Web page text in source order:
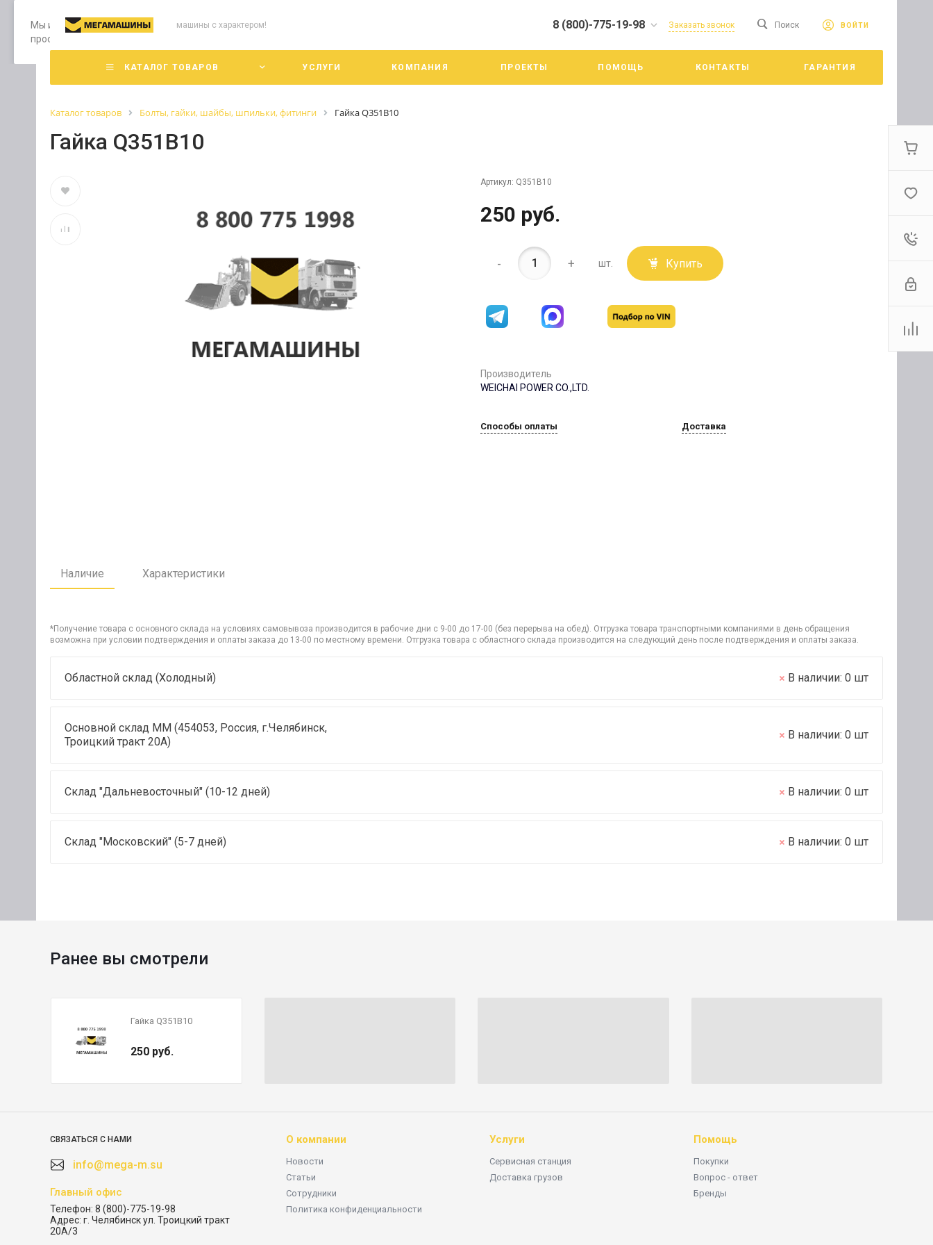
Мы используем файлы cookie, разработанные нашими специалистами и третьими лицами, для анализа событий на нашем веб-сайте. Продолжая
просмотр страниц нашего сайта, вы принимаете условия его использования. Более подробные сведения смотрите в Политике конфиденциальности
Принять
машины с характером! 8 (800)-775-19-98
г. Челябинск ул. Троицкий
тракт 20А/3
Заказать звонок Поиск ВОЙТИ
КАТАЛОГ ТОВАРОВ УСЛУГИ КОМПАНИЯ ПРОЕКТЫ ПОМОЩЬ КОНТАКТЫ ГАРАНТИЯ
Каталог товаров Болты, гайки, шайбы, шпильки, фитинги Гайка Q351B10
Гайка Q351B10
Артикул: Q351B10
250 руб.
- + шт. Купить
Производитель
WEICHAI POWER CO.,LTD.
Способы оплаты Доставка
Наличие Характеристики
*Получение товара с основного склада на условиях самовывоза производится в рабочие дни с 9-00 до 17-00 (без перерыва на обед). Отгрузка товара транспортными компаниями в день обращения
возможна при условии подтверждения и оплаты заказа до 13-00 по местному времени. Отгрузка товара с областного склада производится на следующий день после подтверждения и оплаты заказа.
Областной склад (Холодный) В наличии: 0 шт
Основной склад ММ (454053, Россия, г.Челябинск,
Троицкий тракт 20А)
В наличии: 0 шт
Склад "Дальневосточный" (10-12 дней) В наличии: 0 шт
Склад "Московский" (5-7 дней) В наличии: 0 шт
Ранее вы смотрели
Гайка Q351B10
250 руб.
СВЯЗАТЬСЯ С НАМИ
info@mega-m.su
Главный офис
Телефон: 8 (800)-775-19-98
Адрес: г. Челябинск ул. Троицкий тракт
20А/3
О компании
Новости
Статьи
Сотрудники
Политика конфиденциальности
Услуги
Сервисная станция
Доставка грузов
Помощь
Покупки
Вопрос - ответ
Бренды